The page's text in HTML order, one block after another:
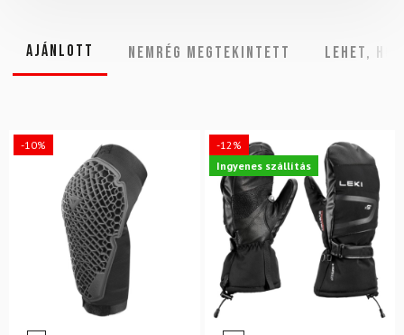
Ajánlott NEMRÉG MEGTEKINTETT Lehet,
-10%
-12%
Ingyenes szállítás